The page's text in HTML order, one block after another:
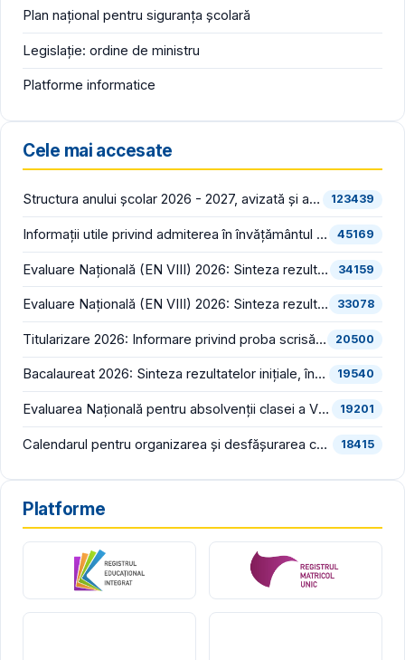
Plan național pentru siguranța școlară
Legislație: ordine de ministru
Platforme informatice
Cele mai accesate
Structura anului școlar 2026 - 2027, avizată și aprobată 123439
Informații utile privind admiterea în învățământul liceal (an școlar 2026 - 2027) 45169
Evaluare Națională (EN VIII) 2026: Sinteza rezultatelor inițiale (înainte de contestații) 34159
Evaluare Națională (EN VIII) 2026: Sinteza rezultatelor finale (după soluționarea contestațiilor) 33078
Titularizare 2026: Informare privind proba scrisă din cadrul concursului național pentru ocuparea posturilor/catedrelor didactice vacante/rezervate din învățământul preuniversitar 20500
Bacalaureat 2026: Sinteza rezultatelor inițiale, înregistrate în prima sesiune (înainte de contestații) 19540
Evaluarea Națională pentru absolvenții clasei a VIII-a (EN VIII 2026) începe luni, 22 iunie 19201
Calendarul pentru organizarea și desfășurarea concursului pentru ocuparea funcțiilor vacante de director și director adjunct din școlile de stat și bibliografia pentru proba scrisă din cadrul concursului, în consultare publică 18415
Platforme